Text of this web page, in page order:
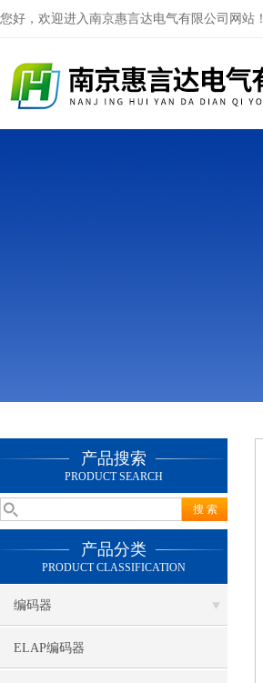
您好，欢迎进入南京惠言达电气有限公司网站！
产品搜索
PRODUCT SEARCH
产品分类
PRODUCT CLASSIFICATION
编码器
ELAP编码器